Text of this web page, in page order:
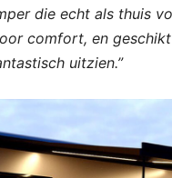
die echt als thuis
comfort, en
uitzien.”